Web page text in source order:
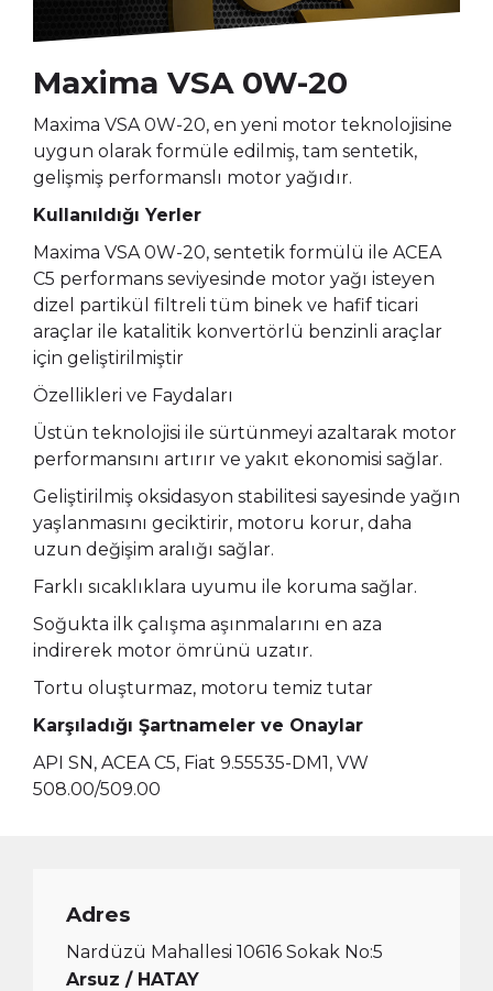
Maxima VSA 0W-20
Maxima VSA 0W-20, en yeni motor teknolojisine
uygun olarak formüle edilmiş, tam sentetik,
gelişmiş performanslı motor yağıdır.
Kullanıldığı Yerler
Maxima VSA 0W-20, sentetik formülü ile ACEA
C5 performans seviyesinde motor yağı isteyen
dizel partikül filtreli tüm binek ve hafif ticari
araçlar ile katalitik konvertörlü benzinli araçlar
için geliştirilmiştir
Özellikleri ve Faydaları
Üstün teknolojisi ile sürtünmeyi azaltarak motor
performansını artırır ve yakıt ekonomisi sağlar.
Geliştirilmiş oksidasyon stabilitesi sayesinde yağın
yaşlanmasını geciktirir, motoru korur, daha
uzun değişim aralığı sağlar.
Farklı sıcaklıklara uyumu ile koruma sağlar.
Soğukta ilk çalışma aşınmalarını en aza
indirerek motor ömrünü uzatır.
Tortu oluşturmaz, motoru temiz tutar
Karşıladığı Şartnameler ve Onaylar
API SN, ACEA C5, Fiat 9.55535-DM1, VW
508.00/509.00
Adres
Nardüzü Mahallesi 10616 Sokak No:5
Arsuz / HATAY